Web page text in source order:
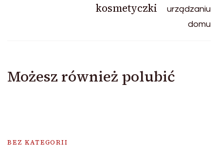
kosmetyczki
Możesz również polubić
BEZ KATEGORII